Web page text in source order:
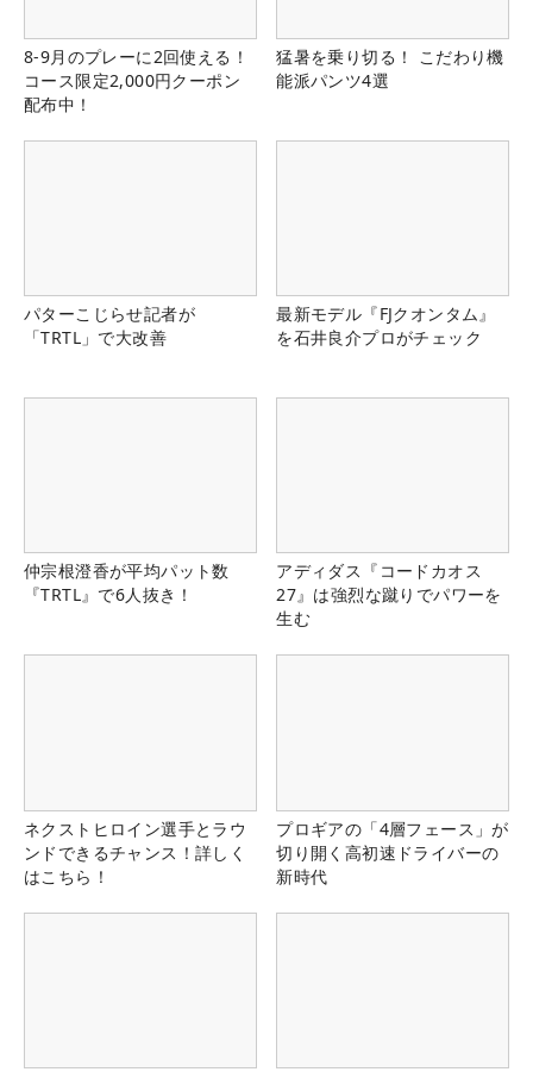
8-9月のプレーに2回使える！
コース限定2,000円クーポン
配布中！
猛暑を乗り切る！ こだわり機
能派パンツ4選
パターこじらせ記者が
「TRTL」で大改善
最新モデル『FJクオンタム』
を石井良介プロがチェック
仲宗根澄香が平均パット数
『TRTL』で6人抜き！
アディダス『コードカオス
27』は強烈な蹴りでパワーを
生む
ネクストヒロイン選手とラウ
ンドできるチャンス！詳しく
はこちら！
プロギアの「4層フェース」が
切り開く高初速ドライバーの
新時代